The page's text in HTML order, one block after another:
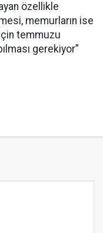
özellikle
memurların ise
temmuzu
gerekiyor”